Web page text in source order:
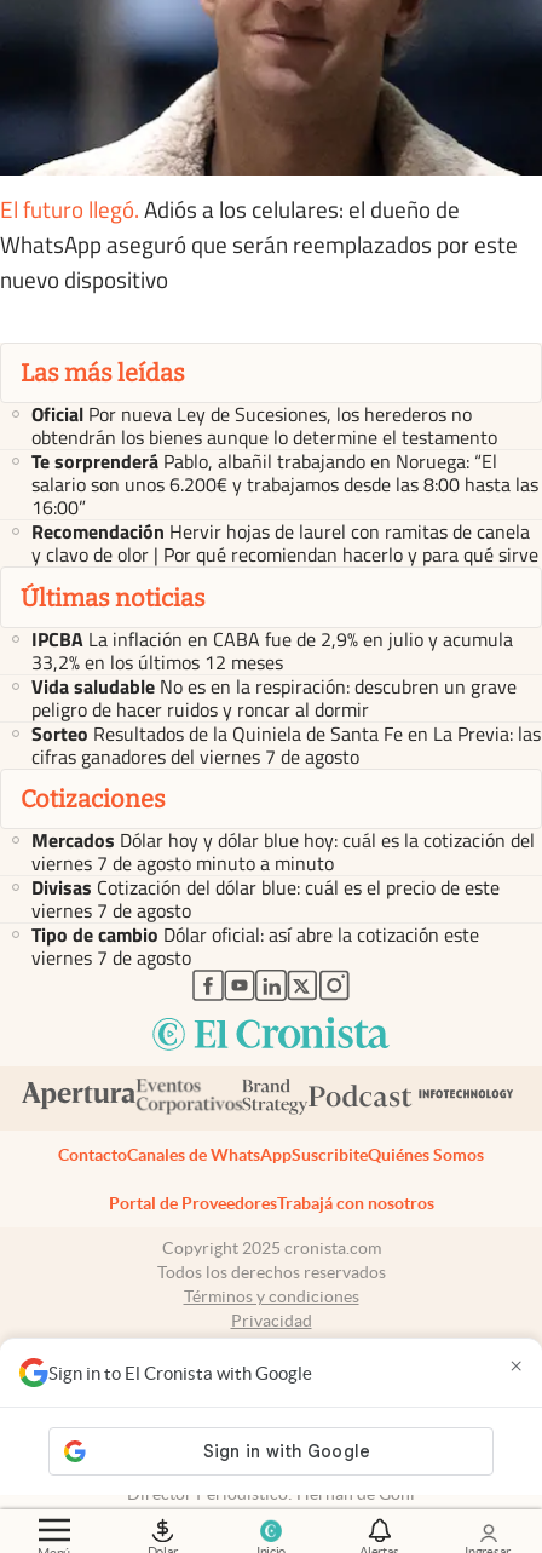
Sign in to El Cronista with Google ×
El futuro llegó.Adiós a los celulares: el dueño de
WhatsApp aseguró que serán reemplazados por este
nuevo dispositivo
Las más leídas
Oficial Por nueva Ley de Sucesiones, los herederos no
obtendrán los bienes aunque lo determine el testamento
Te sorprenderá Pablo, albañil trabajando en Noruega: “El
salario son unos 6.200€ y trabajamos desde las 8:00 hasta las
16:00”
Recomendación Hervir hojas de laurel con ramitas de canela
y clavo de olor | Por qué recomiendan hacerlo y para qué sirve
Últimas noticias
IPCBA La inflación en CABA fue de 2,9% en julio y acumula
33,2% en los últimos 12 meses
Vida saludable No es en la respiración: descubren un grave
peligro de hacer ruidos y roncar al dormir
Sorteo Resultados de la Quiniela de Santa Fe en La Previa: las
cifras ganadores del viernes 7 de agosto
Cotizaciones
Mercados Dólar hoy y dólar blue hoy: cuál es la cotización del
viernes 7 de agosto minuto a minuto
Divisas Cotización del dólar blue: cuál es el precio de este
viernes 7 de agosto
Tipo de cambio Dólar oficial: así abre la cotización este
viernes 7 de agosto
abre en nueva pestaña
abre en nueva pestaña
abre en nueva pestaña
abre en nueva pestaña
abre en nueva pestaña
ContactoCanales de WhatsAppSuscribiteQuiénes Somos
Portal de ProveedoresTrabajá con nosotros
Copyright 2025 cronista.com
Todos los derechos reservados
Términos y condiciones
Privacidad
Tel: +54 11 7078-3270
propiedad intelectual: 56576959
Director Periodístico: Hernán de Goñi